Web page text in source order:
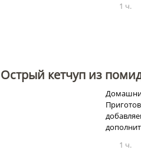
1 ч.
Острый кетчуп из
1 ч.